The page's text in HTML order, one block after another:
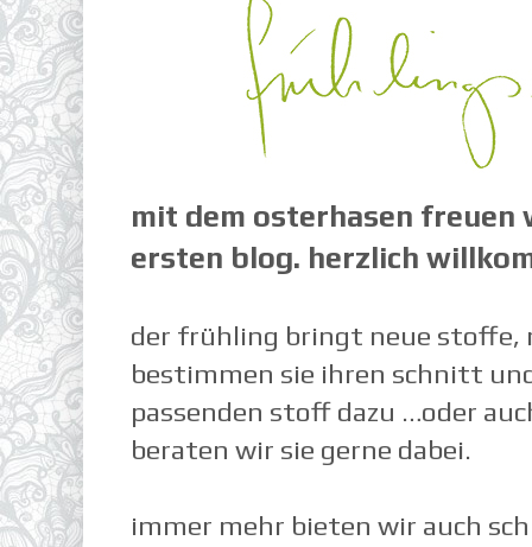
mit dem osterhasen freuen
ersten blog. herzlich
der frühling bringt neue stoffe,
bestimmen sie ihren schnitt
passenden stoff dazu …oder
beraten wir sie gerne dabei.
immer mehr bieten wir auch